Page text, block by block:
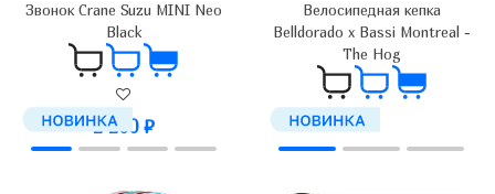
Звонок Crane Suzu MINI Neo
Black
2 200 ₽
Велосипедная кепка
Belldorado x Bassi Montreal -
The Hog
3 300₽